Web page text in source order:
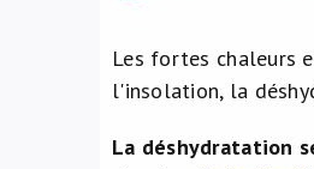
Les fortes chaleurs
l'insolation, la
La déshydratation